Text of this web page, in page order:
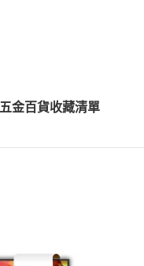
五金百貨收藏清單